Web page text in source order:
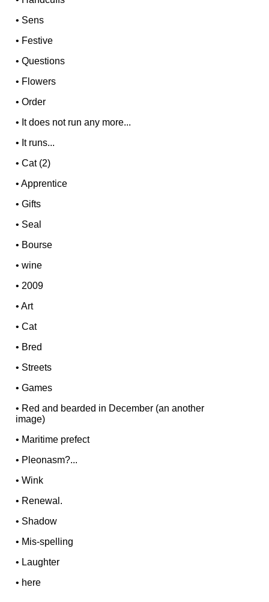
• Sens
• Festive
•Questions
• Flowers
•Order
• It does not run any more...
• It runs...
•Cat (2)
•Apprentice
•Gifts
• Seal
• Bourse
•wine
• 2009
•Art
•Cat
• Bred
• Streets
•Games
• Red and bearded in December (an another
image)
• Maritime prefect
• Pleonasm?...
•Wink
• Renewal.
• Shadow
• Mis-spelling
• Laughter
• here